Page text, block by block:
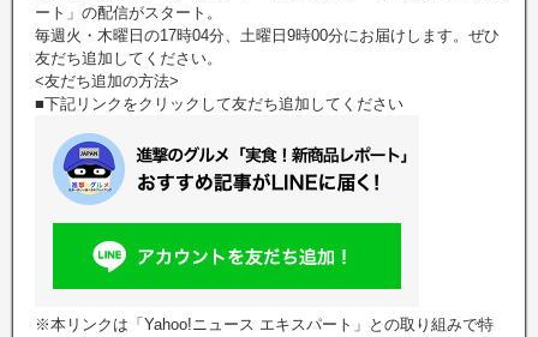
ート」の配信がスタート。
毎週火・木曜日の17時04分、土曜日9時00分にお届けします。ぜひ
友だち追加してください。
<友だち追加の方法>
■下記リンクをクリックして友だち追加してください
※本リンクは「Yahoo!ニュース エキスパート」との取り組みで特